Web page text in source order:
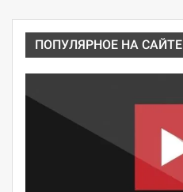
ПОПУЛЯРНОЕ НА САЙТЕ